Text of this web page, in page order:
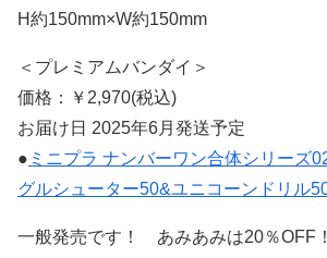
H約150mm×W約150mm
＜プレミアムバンダイ＞
価格：￥2,970(税込)
お届け日 2025年6月発送予定
● ミニプラ ナンバーワン合体シリーズ
グルシューター50&ユニコーンドリル
一般発売です！ あみあみは20％OFF！